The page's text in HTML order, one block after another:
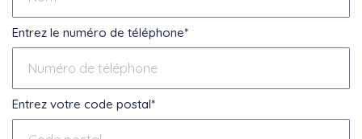
Entrez le numéro de téléphone*
Entrez votre code postal*